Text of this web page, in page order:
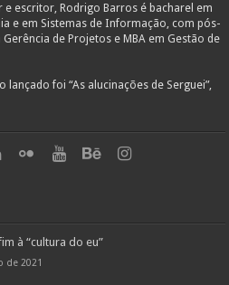
e escritor, Rodrigo Barros é bacharel em
e em Sistemas de Informação, com pós-
de Projetos e MBA em Gestão de
lançado foi “As alucinações de Serguei”,
à “cultura do eu”
de 2021